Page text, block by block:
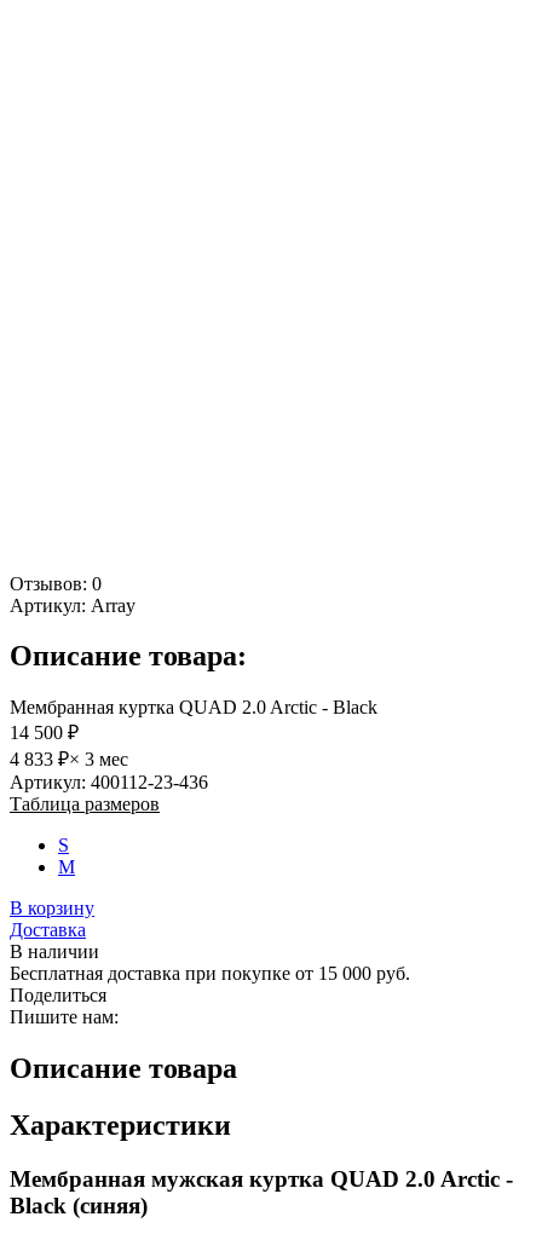
Отзывов: 0
Артикул: Array
Описание товара:
Мембранная куртка QUAD 2.0 Arctic - Black
14 500 ₽
4 833 ₽× 3 мес
Артикул: 400112-23-436
Таблица размеров
S
M
В корзину
Доставка
В наличии
Бесплатная доставка при покупке от 15 000 руб.
Поделиться
Пишите нам:
Описание товара
Характеристики
Мембранная мужская куртка QUAD 2.0 Arctic -
Black (синяя)